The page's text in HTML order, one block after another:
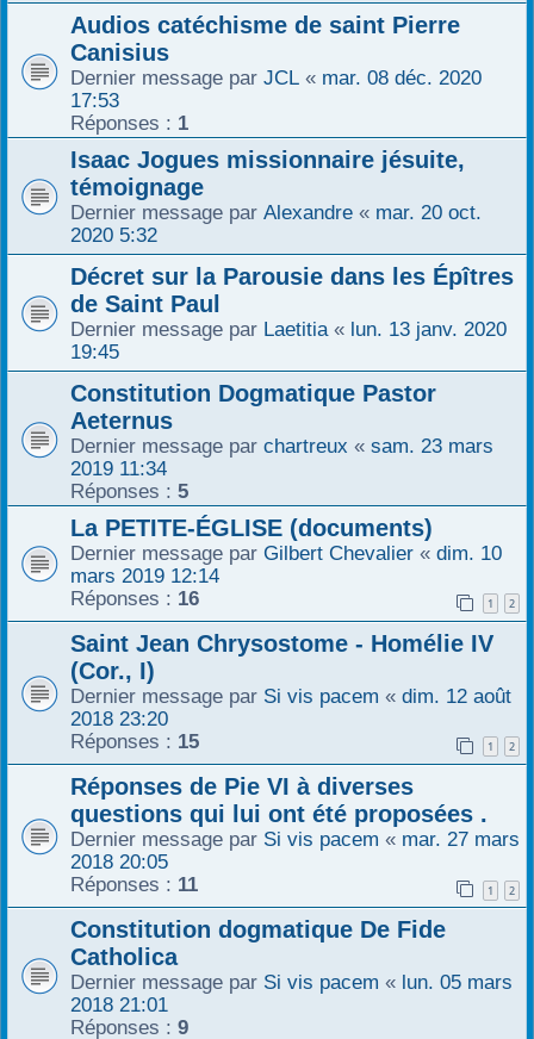
Audios catéchisme de saint Pierre
Canisius
Dernier message par JCL « mar. 08 déc. 2020
17:53
Réponses : 1
Isaac Jogues missionnaire jésuite,
témoignage
Dernier message par Alexandre « mar. 20 oct.
2020 5:32
Décret sur la Parousie dans les Épîtres
de Saint Paul
Dernier message par Laetitia « lun. 13 janv. 2020
19:45
Constitution Dogmatique Pastor
Aeternus
Dernier message par chartreux « sam. 23 mars
2019 11:34
Réponses : 5
La PETITE-ÉGLISE (documents)
Dernier message par Gilbert Chevalier « dim. 10
mars 2019 12:14
Réponses : 16 1 2
Saint Jean Chrysostome - Homélie IV
(Cor., I)
Dernier message par Si vis pacem « dim. 12 août
2018 23:20
Réponses : 15 1 2
Réponses de Pie VI à diverses
questions qui lui ont été proposées .
Dernier message par Si vis pacem « mar. 27 mars
2018 20:05
Réponses : 11 1 2
Constitution dogmatique De Fide
Catholica
Dernier message par Si vis pacem « lun. 05 mars
2018 21:01
Réponses : 9